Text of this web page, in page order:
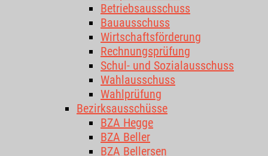
Betriebsausschuss
Bauausschuss
Wirtschaftsförderung
Rechnungsprüfung
Schul- und Sozialausschuss
Wahlausschuss
Wahlprüfung
Bezirksausschüsse
BZA Hegge
BZA Beller
BZA Bellersen